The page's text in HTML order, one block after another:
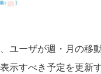
ユーザが週・月の移
示すべき予定を更新